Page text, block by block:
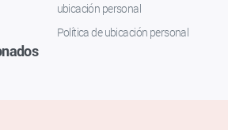
ubicación personal
Política de ubicación personal